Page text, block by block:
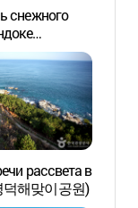
снежного
제)
рассвета в
덕해맞이공원)